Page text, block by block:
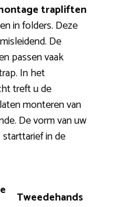
trapliften
in folders. Deze
De
passen vaak
In het
treft u de
monteren van
De vorm van uw
in de
Tweedehands